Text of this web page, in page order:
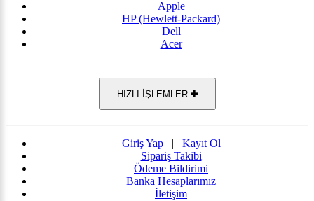
Apple
HP (Hewlett-Packard)
Dell
Acer
HIZLI İŞLEMLER
Giriş Yap| Kayıt Ol
Sipariş Takibi
Ödeme Bildirimi
Banka Hesaplarımız
İletişim